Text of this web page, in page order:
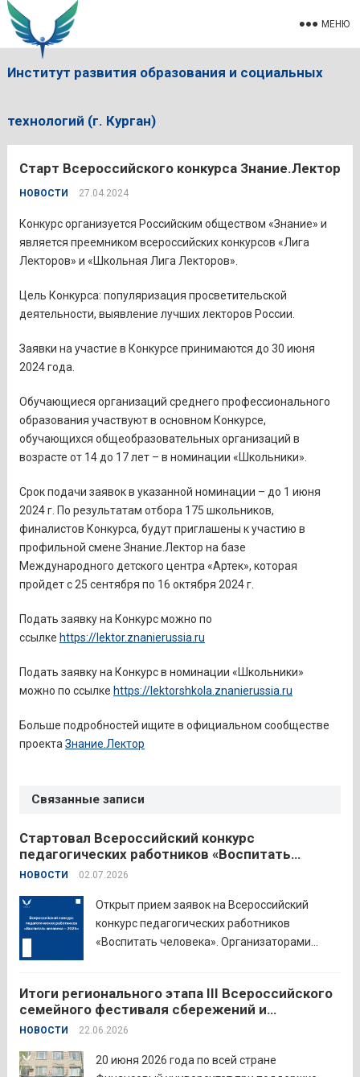
Институт развития образования и социальных
технологий (г. Курган)
МЕНЮ
Старт Всероссийского конкурса Знание.Лектор
НОВОСТИ 27.04.2024
Конкурс организуется Российским обществом «Знание» и
является преемником всероссийских конкурсов «Лига
Лекторов» и «Школьная Лига Лекторов».
Цель Конкурса: популяризация просветительской
деятельности, выявление лучших лекторов России.
Заявки на участие в Конкурсе принимаются до 30 июня
2024 года.
Обучающиеся организаций среднего профессионального
образования участвуют в основном Конкурсе,
обучающихся общеобразовательных организаций в
возрасте от 14 до 17 лет – в номинации «Школьники».
Срок подачи заявок в указанной номинации – до 1 июня
2024 г. По результатам отбора 175 школьников,
финалистов Конкурса, будут приглашены к участию в
профильной смене Знание.Лектор на базе
Международного детского центра «Артек», которая
пройдет с 25 сентября по 16 октября 2024 г.
Подать заявку на Конкурс можно по
ссылке https://lektor.znanierussia.ru
Подать заявку на Конкурс в номинации «Школьники»
можно по ссылке https://lektorshkola.znanierussia.ru
Больше подробностей ищите в официальном сообществе
проекта Знание.Лектор
Связанные записи
Стартовал Всероссийский конкурс
педагогических работников «Воспитать
человека – 2026»
НОВОСТИ 02.07.2026
Открыт прием заявок на Всероссийский
конкурс педагогических работников
«Воспитать человека». Организаторами
Институт изучения детства, семьи и
воспитания и Российский детско-юношеский
центр. Прием заявок пройдет до 26 июля
включительно. Участниками конкурса могут
стать педагоги детских...
Итоги регионального этапа III Всероссийского
семейного фестиваля сбережений и
инвестиций
НОВОСТИ 22.06.2026
20 июня 2026 года по всей стране